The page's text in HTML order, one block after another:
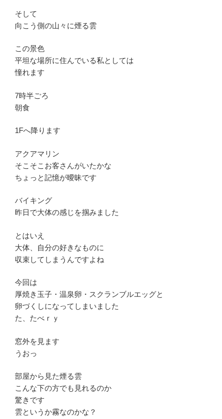
そして
向こう側の山々に煙る雲
この景色
平坦な場所に住んでいる私としては
憧れます
7時半ごろ
朝食
1Fへ降ります
アクアマリン
そこそこお客さんがいたかな
ちょっと記憶が曖昧です
バイキング
昨日で大体の感じを掴みました
とはいえ
大体、自分の好きなものに
収束してしまうんですよね
今回は
厚焼き玉子・温泉卵・スクランブルエッグと
卵づくしになってしまいました
た、たべｒｙ
窓外を見ます
うおっ
部屋から見た煙る雲
こんな下の方でも見れるのか
驚きです
雲というか霧なのかな？